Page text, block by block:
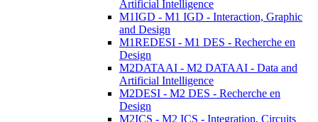
Artificial Intelligence
M1IGD - M1 IGD - Interaction, Graphic
and Design
M1REDESI - M1 DES - Recherche en
Design
M2DATAAI - M2 DATAAI - Data and
Artificial Intelligence
M2DESI - M2 DES - Recherche en
Design
M2ICS - M2 ICS - Integration, Circuits